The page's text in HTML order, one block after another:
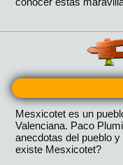
Mesxicotet es un
Valenciana. Paco
anecdotas del pueblo
existe Mesxicotet?